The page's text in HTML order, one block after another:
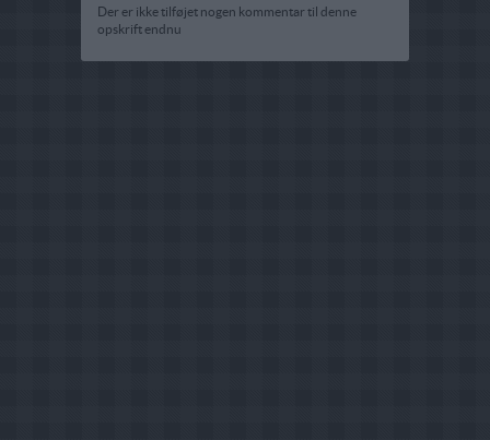
Der er ikke tilføjet nogen kommentar til denne
opskrift endnu